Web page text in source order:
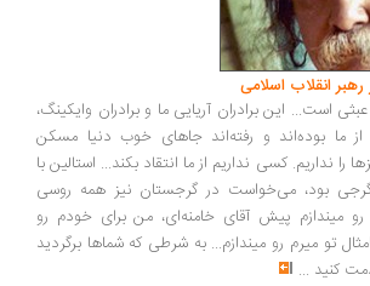
اسلامی
این برادران آریایی ما و برادران وایکینگ،
و رفته‌اند جاهای خوب دنیا مسکن
کسی نداریم از ما انتقاد بکند... استالین با
می‌خواست در گرجستان نیز همه روسی
پیش آقای خامنه‌ای، من برای خودم رو
میرم رو میندازم... به شرطی که شماها برگردید
...